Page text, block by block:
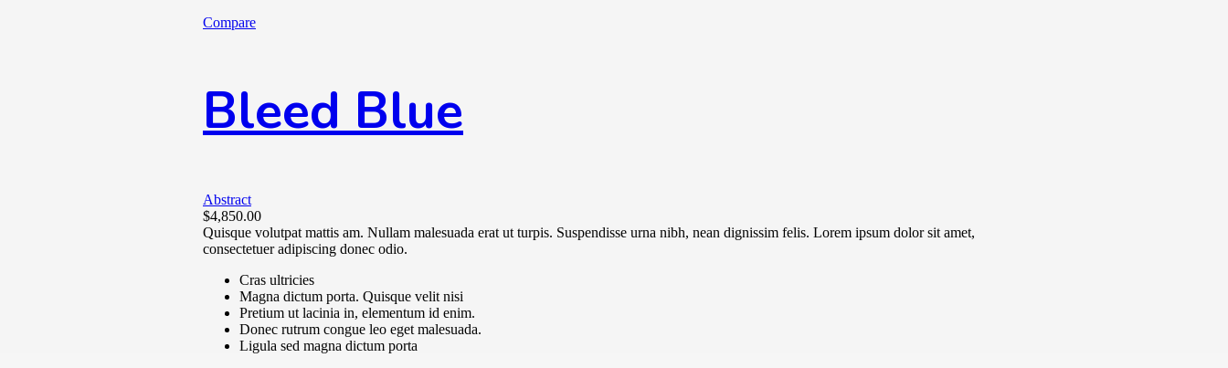
Compare
Bleed Blue
Abstract
$4,850.00
Quisque volutpat mattis am. Nullam malesuada erat ut turpis. Suspendisse urna nibh, nean dignissim felis. Lorem ipsum dolor sit amet,
consectetuer adipiscing donec odio.
Cras ultricies
Magna dictum porta. Quisque velit nisi
Pretium ut lacinia in, elementum id enim.
Donec rutrum congue leo eget malesuada.
Ligula sed magna dictum porta